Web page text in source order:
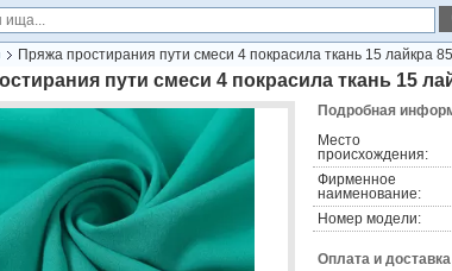
Пряжа простирания пути смеси 4 покрасила ткань 15 лайкра
пути смеси 4 покрасила ткань 15
Подробная
Место
происхождения:
Фирменное
наименование:
Номер модели:
Оплата и